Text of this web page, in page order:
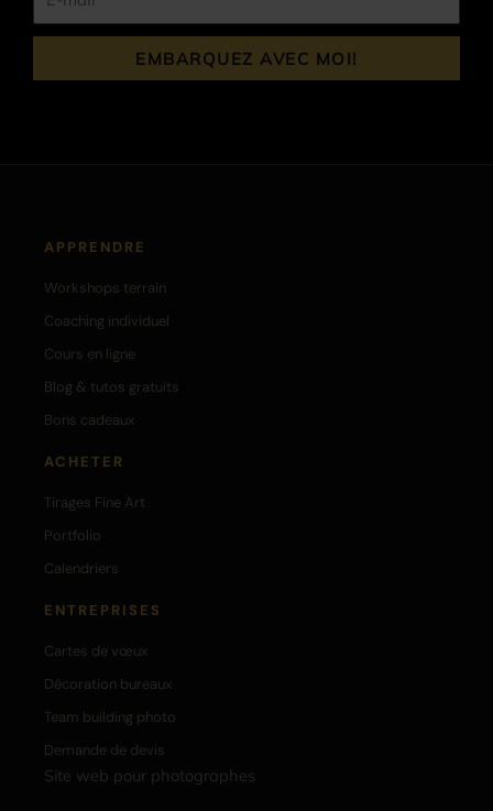
mail
EMBARQUEZ AVEC MOI!
APPRENDRE
Workshops terrain
Coaching individuel
Cours en ligne
Blog & tutos gratuits
Bons cadeaux
ACHETER
Tirages Fine Art
Portfolio
Calendriers
ENTREPRISES
Cartes de vœux
Décoration bureaux
Team building photo
Demande de devis
Site web pour photographes